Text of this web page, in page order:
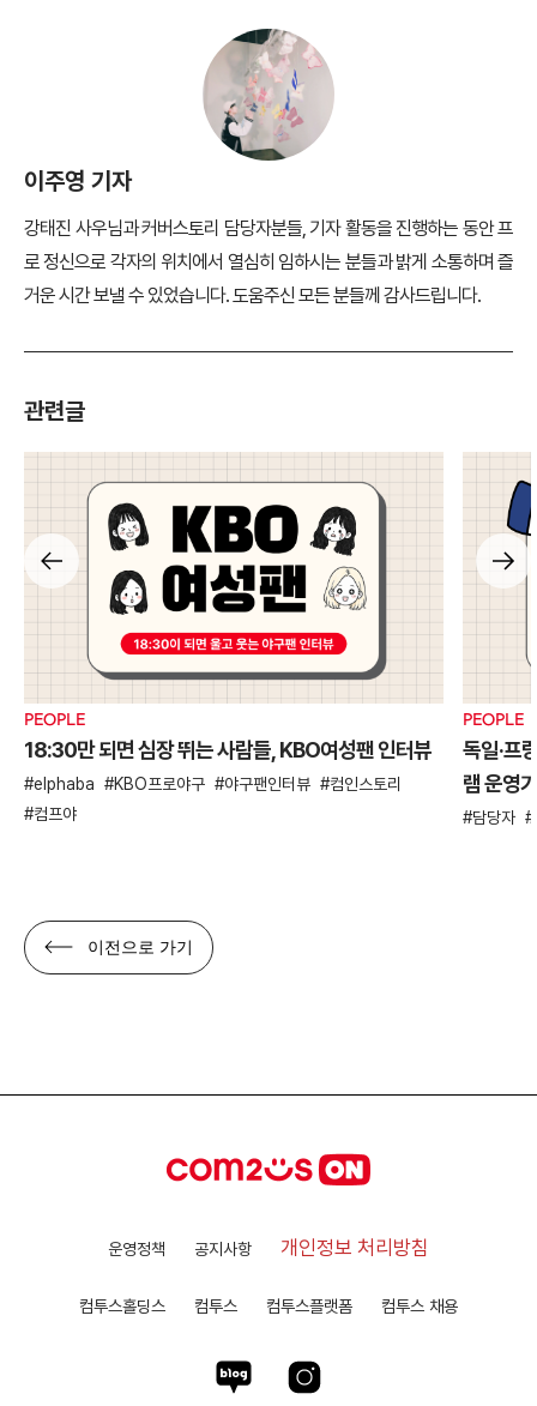
이주영 기자
강태진 사우님과 커버스토리 담당자분들, 기자 활동을 진행하는 동안 프
로 정신으로 각자의 위치에서 열심히 임하시는 분들과 밝게 소통하며 즐
거운 시간 보낼 수 있었습니다. 도움주신 모든 분들께 감사드립니다.
관련글
PEOPLE
18:30만 되면 심장 뛰는 사람들, KBO여성팬 인터뷰
elphaba KBO프로야구 야구팬인터뷰
컴인스토리
컴프야
PEOPLE
독일·프
램 운영기
담당자
이전으로 가기
운영정책 공지사항 개인정보 처리방침
컴투스홀딩스 컴투스 컴투스플랫폼 컴투스 채용